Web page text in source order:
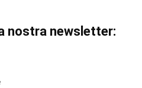
nostra newsletter: